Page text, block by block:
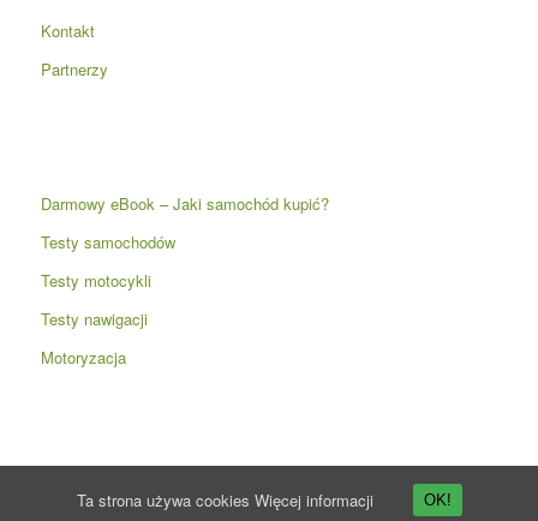
Kontakt
Partnerzy
Darmowy eBook – Jaki samochód kupić?
Testy samochodów
Testy motocykli
Testy nawigacji
Motoryzacja
© Copyright -Przyspieszenie.pl
Ta strona używa cookies Więcej informacji OK!